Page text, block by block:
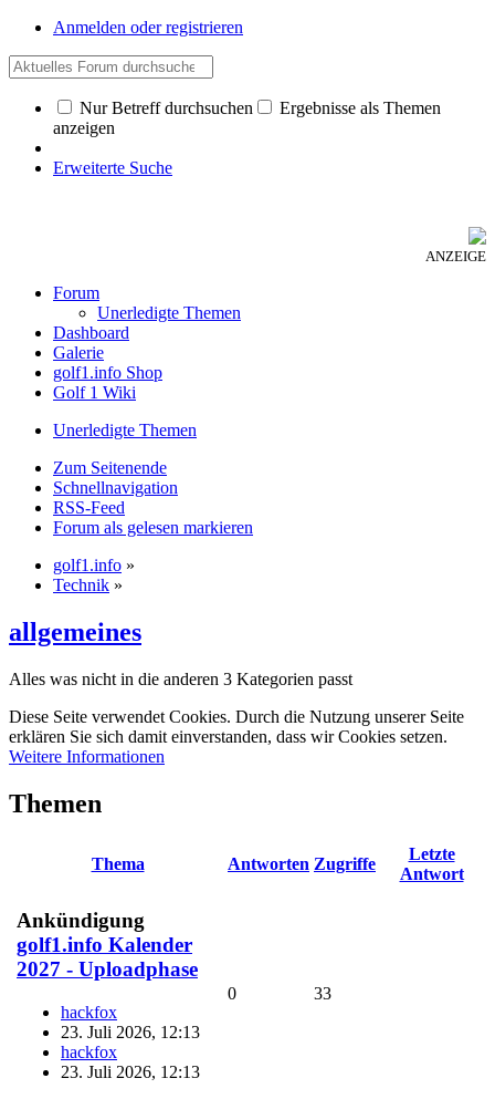
Anmelden oder registrieren
Nur Betreff durchsuchen
Ergebnisse als Themen
anzeigen
Erweiterte Suche
ANZEIGE
Forum
Unerledigte Themen
Dashboard
Galerie
golf1.info Shop
Golf 1 Wiki
Unerledigte Themen
Zum Seitenende
Schnellnavigation
RSS-Feed
Forum als gelesen markieren
golf1.info »
Technik »
allgemeines
Alles was nicht in die anderen 3 Kategorien passt
Diese Seite verwendet Cookies. Durch die Nutzung unserer Seite
erklären Sie sich damit einverstanden, dass wir Cookies setzen.
Weitere Informationen
Themen
Thema Antworten Zugriffe
Letzte
Antwort
Ankündigung
golf1.info Kalender
2027 - Uploadphase
hackfox
23. Juli 2026, 12:13
hackfox
23. Juli 2026, 12:13
0 33